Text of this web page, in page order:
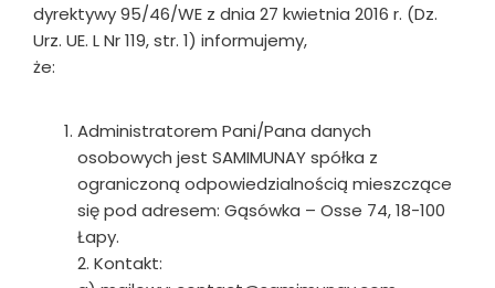
dyrektywy 95/46/WE z dnia 27 kwietnia 2016 r. (Dz.
Urz. UE. L Nr 119, str. 1) informujemy,
że:
Administratorem Pani/Pana danych
osobowych jest SAMIMUNAY spółka z
ograniczoną odpowiedzialnością mieszczące
się pod adresem: Gąsówka – Osse 74, 18-100
Łapy.
2. Kontakt: